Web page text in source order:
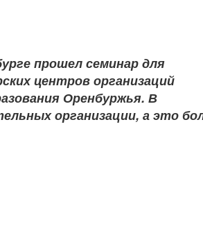
прошел семинар для
центров организаций
Оренбуржья. В
организации, а это